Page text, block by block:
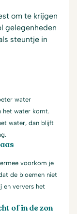
om te krijgen
gelegenheden
steuntje in
water
het water komt.
water, dan blijft
voorkom je
de bloemen niet
en ververs het
of in de zon